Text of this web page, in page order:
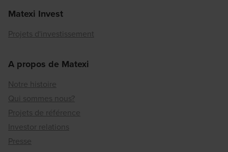
Matexi Invest
Projets d'investissement
A propos de Matexi
Notre histoire
Qui sommes nous?
Projets de référence
Investor relations
Presse